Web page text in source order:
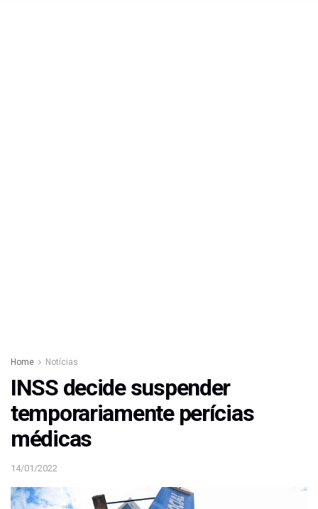
Home Notícias
INSS decide suspender
temporariamente perícias
médicas
14/01/2022